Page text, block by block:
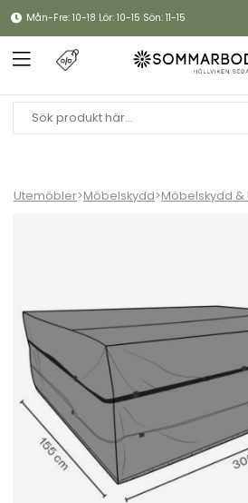
Mån-Fre: 10-18 Lör: 10-15 Sön: 11-15
Utemöbler>Möbelskydd>Möbelskydd &